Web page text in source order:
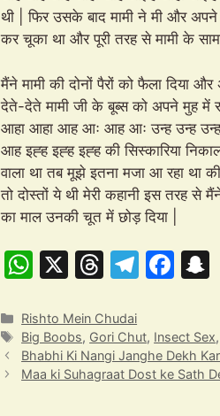
थी | फिर उसके बाद मामी ने मी और
कर चूका था और पूरी तरह से
मैंने मामी की दोनों पैरों को फैला
देते-देते मामी जी के बूब्स को अपने मुह
आहा आहा आह आः आह आः उन्ह उन्ह
आह इह्ह इह्ह इह्ह की सिस्कारिया
वाला था तब मूझे इतना मजा आ रहा था
तो दोस्तों ये थी मेरी कहानी इस तरह
का माल उनकी चूत में छोड़
W
at
s
A
X
T
e
a
d
T
gr
a
F
e
b
Categories
Rishto Mein Chudai
Tags
Big Boobs, Gori Chut, Insect Sex,
Bhabhi Ki Nangi Janghe Dekh
Maa ki Suhagraat Dost ke Sath